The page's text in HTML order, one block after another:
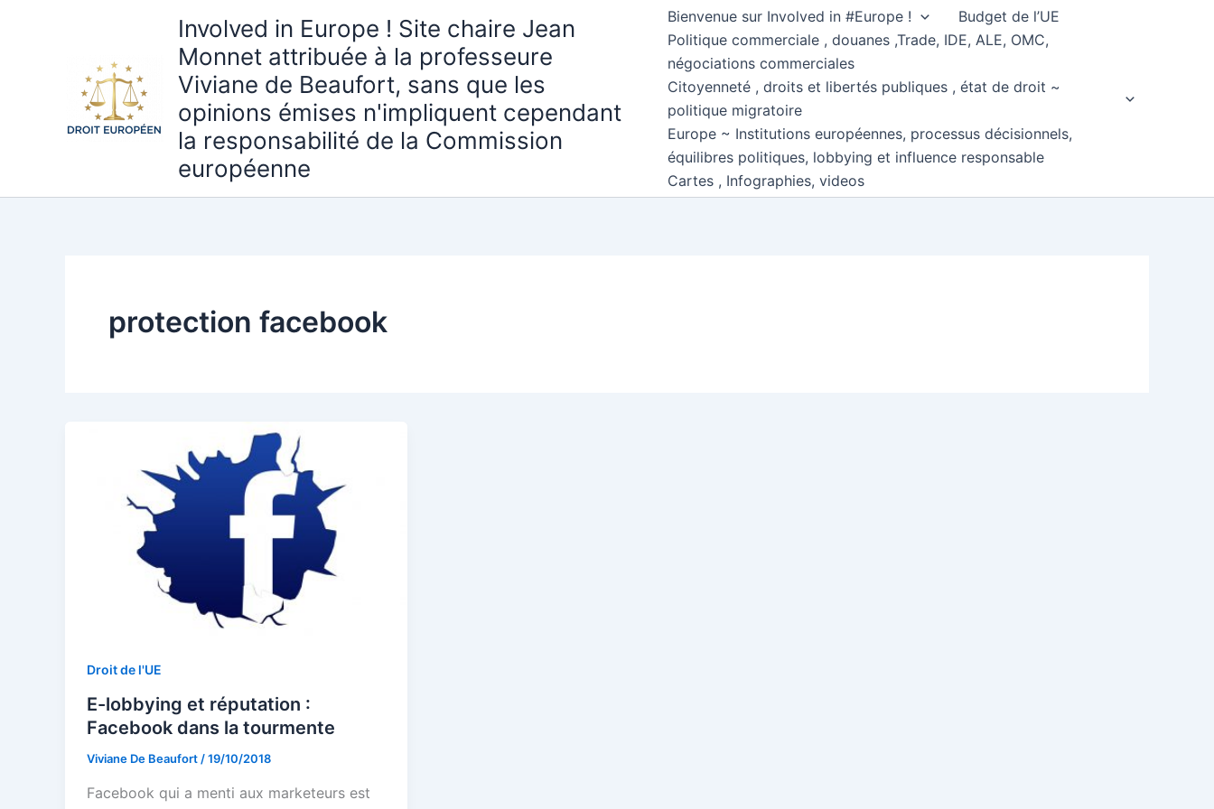
Involved in Europe ! Site chaire Jean
Monnet attribuée à la professeure
Viviane de Beaufort, sans que les
opinions émises n'impliquent cependant
la responsabilité de la Commission
européenne
Bienvenue sur Involved in #Europe !
Budget de l’UE
Politique commerciale , douanes ,Trade, IDE, ALE, OMC,
négociations commerciales
Citoyenneté , droits et libertés publiques , état de droit ~
politique migratoire
Europe ~ Institutions européennes, processus décisionnels,
équilibres politiques, lobbying et influence responsable
Cartes , Infographies, videos
protection facebook
Droit de l'UE
E-lobbying et réputation :
Facebook dans la tourmente
Viviane De Beaufort /19/10/2018
Facebook qui a menti aux marketeurs est